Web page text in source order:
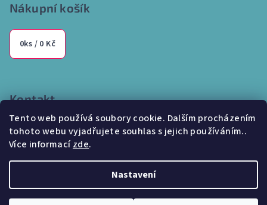
Tento web používá soubory cookie. Dalším procházením
tohoto webu vyjadřujete souhlas s jejich používáním..
Více informacízde.
Nastavení
Nákupní košík
0ks / 0 Kč
Kontakt
info @internetparfem.cz
603 100 829